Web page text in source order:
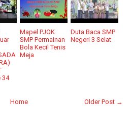
34
Mapel PJOK
SMP Permainan
Bola Kecil Tenis
Meja
Duta Baca SMP
Negeri 3 Selat
Older Post →
Home